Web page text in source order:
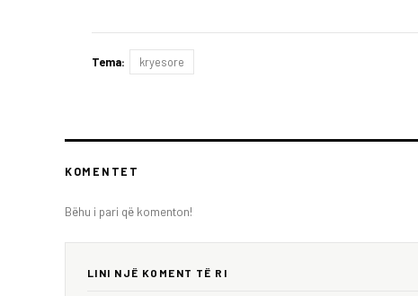
Tema: kryesore
KOMENTET
Bëhu i pari që komenton!
LINI NJË KOMENT TË RI